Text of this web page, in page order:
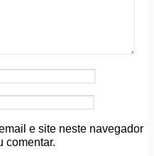
e site neste navegador
comentar.